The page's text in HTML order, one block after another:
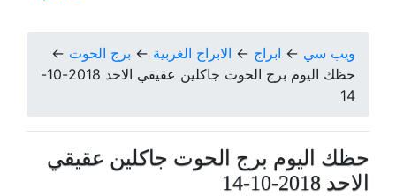
ويب سي ← ابراج ← الابراج الغربية ← برج الحوت ←
حظك اليوم برج الحوت جاكلين عقيقي الاحد 2018-10-
14
حظك اليوم برج الحوت جاكلين عقيقي
الاحد 2018-10-14